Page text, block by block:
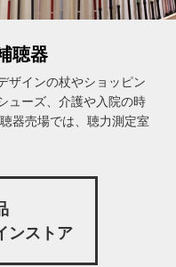
聴器
ザインの杖やショッピン
ューズ、介護や入院の時
器売場では、聴力測定室
ンストア